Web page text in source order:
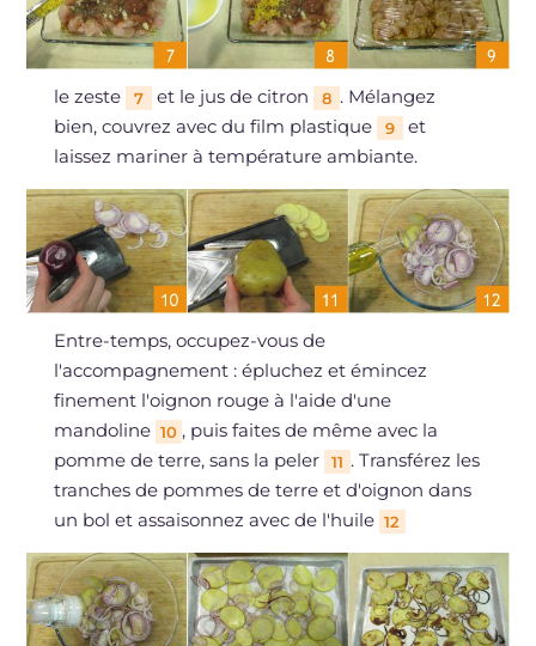
le zeste 7 et le jus de citron 8 . Mélangez
bien, couvrez avec du film plastique
9
et
laissez mariner à température ambiante.
Entre-temps, occupez-vous de
l'accompagnement : épluchez et émincez
finement l'oignon rouge à l'aide d'une
mandoline 10 , puis faites de même avec la
pomme de terre, sans la peler
11 . Transférez les
tranches de pommes de terre et d'oignon dans
un bol et assaisonnez avec de l'huile 12